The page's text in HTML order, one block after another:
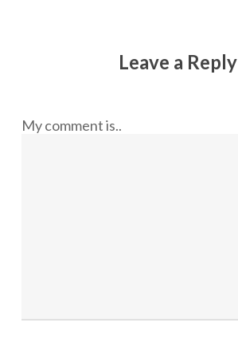
Leave a Reply
My comment is..